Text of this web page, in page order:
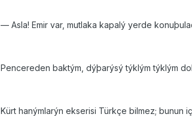
— Asla! Emir var, mutlaka kapalý yerde
Pencereden baktým, dýþarýsý týklým týklým
Kürt hanýmlarýn ekserisi Türkçe bilmez; bunun